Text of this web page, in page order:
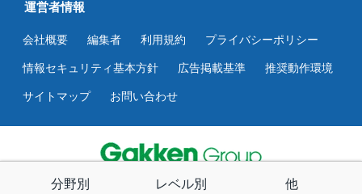
分野別 レベル別 他
運営者情報
会社概要 編集者 利用規約
プライバシーポリシー
情報セキュリティ基本方針
広告掲載基準
推奨動作環境
サイトマップ
お問い合わせ